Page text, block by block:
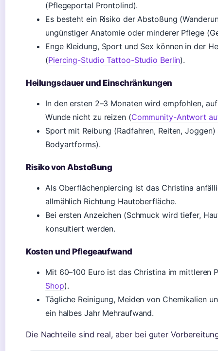
(Pflegeportal Prontolind).
Es besteht ein Risiko der Abstoßung
ungünstiger Anatomie oder minderer Pflege
Enge Kleidung, Sport und Sex können in der
(Piercing-Studio Tattoo-Studio Berlin).
Heilungsdauer und Einschränkungen
In den ersten 2–3 Monaten wird empfohlen,
Wunde nicht zu reizen (Community-Antwort
Sport mit Reibung (Radfahren, Reiten,
Bodyartforms).
Risiko von Abstoßung
Als Oberflächenpiercing ist das Christina
allmählich Richtung Hautoberfläche.
Bei ersten Anzeichen (Schmuck wird tiefer,
konsultiert werden.
Kosten und Pflegeaufwand
Mit 60–100 Euro ist das Christina im mittleren
Shop).
Tägliche Reinigung, Meiden von Chemikalien
ein halbes Jahr Mehraufwand.
Die Nachteile sind real, aber bei guter